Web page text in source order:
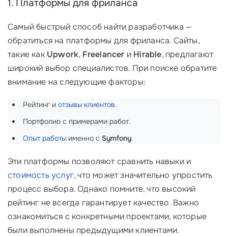
1. Платформы для фриланса
Самый быстрый способ найти разработчика —
обратиться на платформы для фриланса. Сайты,
такие как Upwork, Freelancer и Hirable, предлагают
широкий выбор специалистов. При поиске обратите
внимание на следующие факторы:
Рейтинг и отзывы клиентов.
Портфолио с примерами работ.
Опыт работы именно с Symfony.
Эти платформы позволяют сравнить навыки и
стоимость услуг, что может значительно упростить
процесс выбора. Однако помните, что высокий
рейтинг не всегда гарантирует качество. Важно
ознакомиться с конкретными проектами, которые
были выполнены предыдущими клиентами.